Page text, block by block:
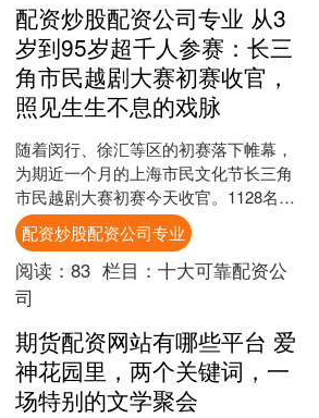
配资炒股配资公司专业 从3
岁到95岁超千人参赛：长三
角市民越剧大赛初赛收官，
照见生生不息的戏脉
随着闵行、徐汇等区的初赛落下帷幕，
为期近一个月的上海市民文化节长三角
市民越剧大赛初赛今天收官。1128名市
民登台亮嗓，从3岁半的稚气孩童到95岁
的老人，他们用各....
配资炒股配资公司专业
阅读： 83 栏目： 十大可靠配资公
司
期货配资网站有哪些平台 爱
神花园里，两个关键词，一
场特别的文学聚会